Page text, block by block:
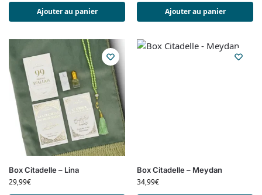
Ajouter au panier Ajouter au panier
Box Citadelle – Lina
29,99€
Box Citadelle – Meydan
34,99€